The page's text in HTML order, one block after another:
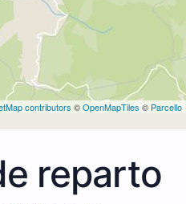
contributors ©OpenMapTiles © Parcello
reparto